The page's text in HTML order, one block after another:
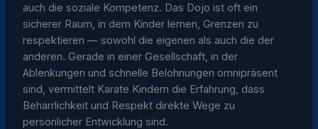
auch die soziale Kompetenz. Das Dojo ist oft ein
sicherer Raum, in dem Kinder lernen, Grenzen zu
respektieren — sowohl die eigenen als auch die der
anderen. Gerade in einer Gesellschaft, in der
Ablenkungen und schnelle Belohnungen omnipräsent
sind, vermittelt Karate Kindern die Erfahrung, dass
Beharrlichkeit und Respekt direkte Wege zu
persönlicher Entwicklung sind.